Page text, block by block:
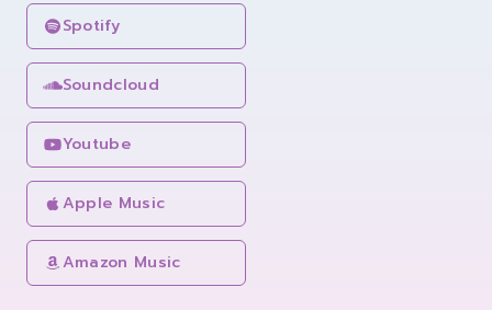
Spotify
Soundcloud
Youtube
Apple Music
Amazon Music